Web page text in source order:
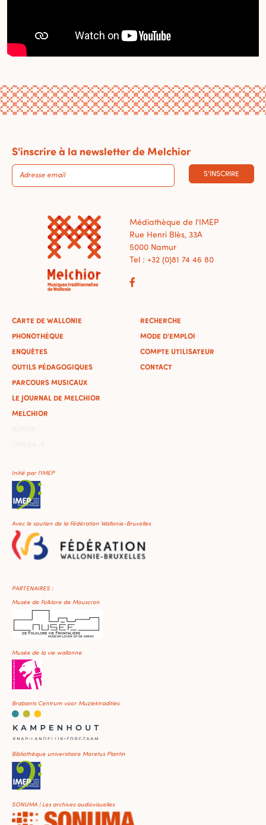
S'inscrire à la newsletter de Melchior
S'INSCRIRE
Médiathèque de l'IMEP
Rue Henri Blès, 33A
5000 Namur
Tel : +32 (0)81 74 46 80
CARTE DE WALLONIE
PHONOTHÈQUE
ENQUÊTES
OUTILS PÉDAGOGIQUES
PARCOURS MUSICAUX
LE JOURNAL DE MELCHIOR
MELCHIOR
RECHERCHE
MODE D'EMPLOI
COMPTE UTILISATEUR
CONTACT
Initié par l'IMEP
Avec le soutien de la Fédération Wallonie-Bruxelles
PARTENAIRES :
Musée de Folklore de Mouscron
Musée de la vie wallonne
Brabants Centrum voor Muziektradities
Bibliothèque universitaire Moretus Plantin
SONUMA | Les archives audiovisuelles